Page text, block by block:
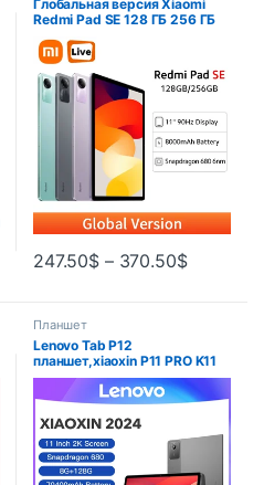
Глобальная версия Xiaomi
Redmi Pad SE 128 ГБ 256 ГБ
Восьмиядерный процессор
Snapdragon 680 2,4 ГГц, 11 ”
дисплей FHD + 90 Гц, 8000
мАч, Mi Tablet SE
247.50$ – 370.50$
Планшет
Lenovo Tab P12
планшет,xiaoxin P11 PRO K11
2022 P12 экран 11 дюймов,
Восьмиядерный, 6 ГБ 128 ГБ
Android 12 Глобальный
крепёж